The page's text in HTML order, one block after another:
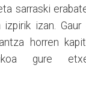
sarraski
izpirik izan.
horren
gure